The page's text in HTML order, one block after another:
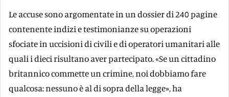
Le accuse sono argomentate in un dossier di 240 pagine
contenente indizi e testimonianze su operazioni
sfociate in uccisioni di civili e di operatori umanitari alle
quali i dieci risultano aver partecipato. «Se un cittadino
britannico commette un crimine, noi dobbiamo fare
qualcosa: nessuno è al di sopra della legge», ha